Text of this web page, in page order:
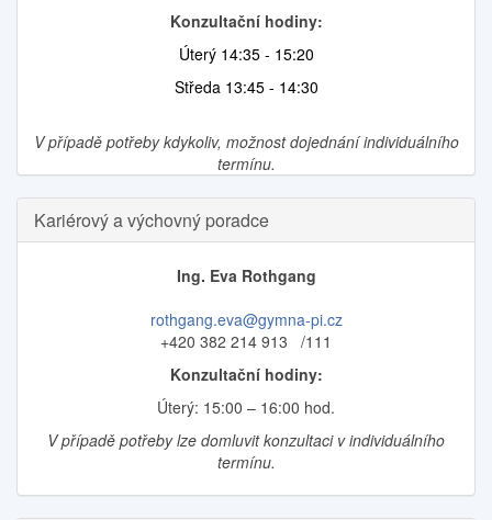
Konzultační hodiny:
Úterý 14:35 - 15:20
Středa 13:45 - 14:30
V případě potřeby kdykoliv, možnost dojednání individuálního
termínu.
Kariérový a výchovný poradce
Ing. Eva Rothgang
rothgang.eva@gymna-pi.cz
+420 382 214 913 /111
Konzultační hodiny:
Úterý: 15:00 – 16:00 hod.
V případě potřeby lze domluvit konzultaci v individuálního
termínu.